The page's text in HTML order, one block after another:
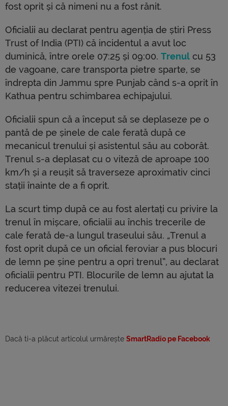
fost oprit și că nimeni nu a fost rănit.
Oficialii au declarat pentru agenția de știri Press
Trust of India (PTI) că incidentul a avut loc
duminică, între orele 07:25 și 09:00. Trenul cu 53
de vagoane, care transporta pietre sparte, se
îndrepta din Jammu spre Punjab când s-a oprit în
Kathua pentru schimbarea echipajului.
Oficialii spun că a început să se deplaseze pe o
pantă de pe șinele de cale ferată după ce
mecanicul trenului și asistentul său au coborât.
Trenul s-a deplasat cu o viteză de aproape 100
km/h și a reușit să traverseze aproximativ cinci
stații înainte de a fi oprit.
La scurt timp după ce au fost alertați cu privire la
trenul în mișcare, oficialii au închis trecerile de
cale ferată de-a lungul traseului său. „Trenul a
fost oprit după ce un oficial feroviar a pus blocuri
de lemn pe șine pentru a opri trenul”, au declarat
oficialii pentru PTI. Blocurile de lemn au ajutat la
reducerea vitezei trenului.
Dacă ti-a plăcut articolul urmărește SmartRadio pe Facebook